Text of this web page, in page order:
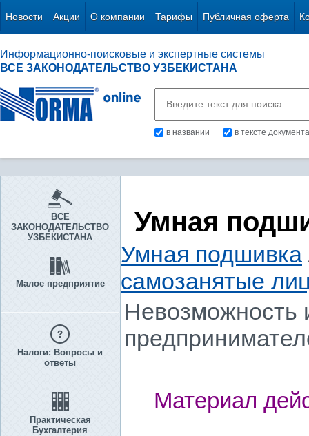
Новости Акции О компании Тарифы Публичная оферта
Информационно-поисковые и экспертные системы
ВСЕ ЗАКОНОДАТЕЛЬСТВО УЗБЕКИСТАНА
в названии в тексте документа
ВСЕ
ЗАКОНОДАТЕЛЬСТВО
УЗБЕКИСТАНА
Малое предприятие
Налоги: Вопросы и
ответы
Практическая
Бухгалтерия
Умная
Умная подшивка
самозанятые
Невозможность
Материал